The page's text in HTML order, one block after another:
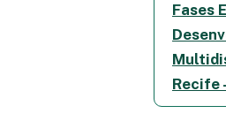
Fases
Recife